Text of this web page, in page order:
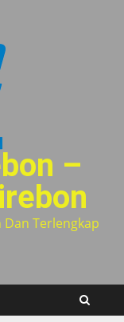
–
Terlengkap